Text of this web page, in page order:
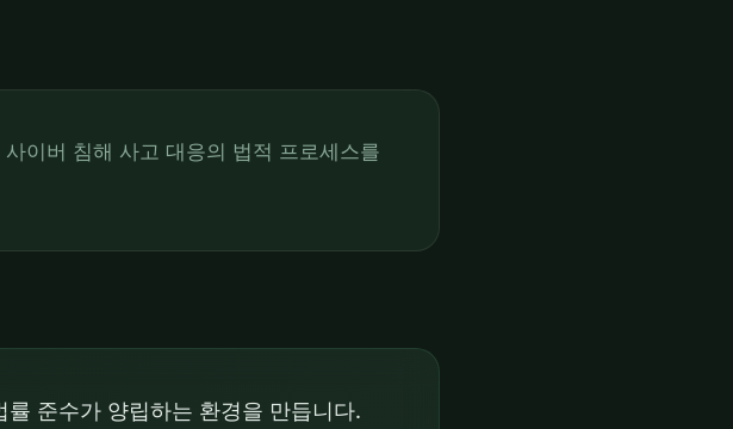
이버 침해 사고 대응의 법적 프로세스를
준수가 양립하는 환경을 만듭니다.